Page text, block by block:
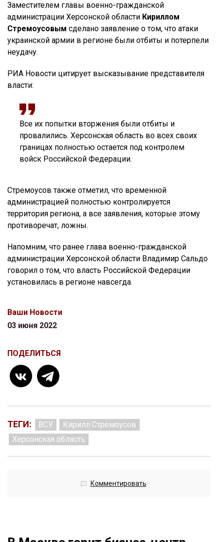
Заместителем главы военно-гражданской
администрации Херсонской области Кириллом
Стремоусовым сделано заявление о том, что атаки
украинской армии в регионе были отбиты и потерпели
неудачу.
РИА Новости цитирует высказывание представителя
власти:
Все их попытки вторжения были отбиты и
провалились. Херсонская область во всех своих
границах полностью остается под контролем
войск Российской Федерации.
Стремоусов также отметил, что временной
администрацией полностью контролируется
территория региона, а все заявления, которые этому
противоречат, ложны.
Напомним, что ранее глава военно-гражданской
администрации Херсонской области Владимир Сальдо
говорил о том, что власть Российской Федерации
установилась в регионе навсегда.
Ваши Новости
03 июня 2022
ПОДЕЛИТЬСЯ
ТЕГИ: ВСУ
Кирилл Стремоусов
Херсонская область
Комментировать